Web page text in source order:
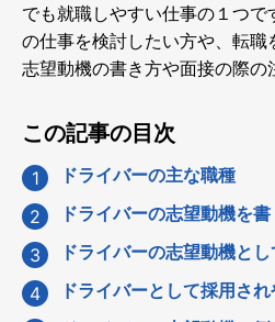
でも就職しやすい仕事の１つ
の仕事を検討したい方や、転職
志望動機の書き方や面接の際の
この記事の目次
ドライバーの主な職種
ドライバーの志望動機を
ドライバーの志望動機と
ドライバーとして採用さ